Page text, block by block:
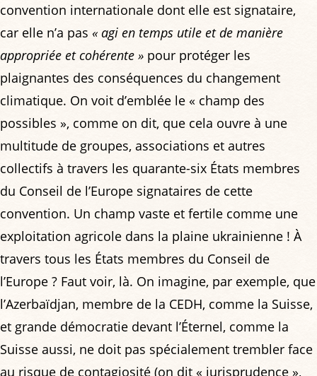
convention internationale dont elle est signataire,
car elle n’a pas « agi en temps utile et de manière
appropriée et cohérente » pour protéger les
plaignantes des conséquences du changement
climatique. On voit d’emblée le « champ des
possibles », comme on dit, que cela ouvre à une
multitude de groupes, associations et autres
collectifs à travers les quarante-six États membres
du Conseil de l’Europe signataires de cette
convention. Un champ vaste et fertile comme une
exploitation agricole dans la plaine ukrainienne ! À
travers tous les États membres du Conseil de
l’Europe ? Faut voir, là. On imagine, par exemple, que
l’Azerbaïdjan, membre de la CEDH, comme la Suisse,
et grande démocratie devant l’Éternel, comme la
Suisse aussi, ne doit pas spécialement trembler face
au risque de contagiosité (on dit « jurisprudence »,